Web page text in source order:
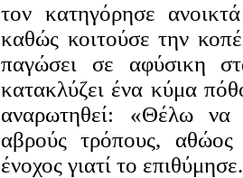
τον κατηγόρησε
καθώς κοιτούσε την
παγώσει σε αφύσικη
κατακλύζει ένα κύμα
αναρωτηθεί: «Θέλω
αβρούς τρόπους, αθώος
ένοχος γιατί το επιθύμησε.